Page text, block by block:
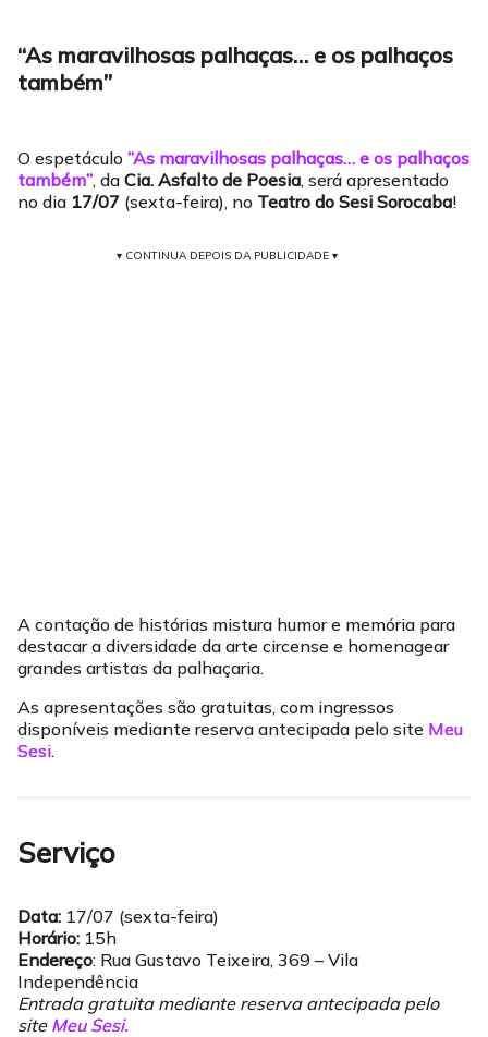
“As maravilhosas palhaças… e os palhaços
também”
O espetáculo ”As maravilhosas palhaças… e os palhaços
também”, da Cia. Asfalto de Poesia, será apresentado
no dia 17/07 (sexta-feira), no Teatro do Sesi Sorocaba!
▾ CONTINUA DEPOIS DA PUBLICIDADE ▾
A contação de histórias mistura humor e memória para
destacar a diversidade da arte circense e homenagear
grandes artistas da palhaçaria.
As apresentações são gratuitas, com ingressos
disponíveis mediante reserva antecipada pelo site Meu
Sesi.
Serviço
Data: 17/07 (sexta-feira)
Horário: 15h
Endereço: Rua Gustavo Teixeira, 369 – Vila
Independência
Entrada gratuita mediante reserva antecipada pelo
site Meu Sesi.